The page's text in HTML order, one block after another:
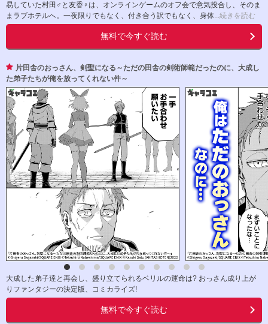
易していた村田♂と友香♀は、オンラインゲームのオフ会で意気投合し、そのま
まラブホテルへ。一夜限りでもなく、付き合う訳でもなく、身体...続きを読む
無料で今すぐ読む
片田舎のおっさん、剣聖になる～ただの田舎の剣術師範だったのに、大成し
た弟子たちが俺を放ってくれない件～
大成した弟子達と再会し、盛り立てられるベリルの運命は? おっさん成り上が
りファンタジーの決定版、コミカライズ!
無料で今すぐ読む